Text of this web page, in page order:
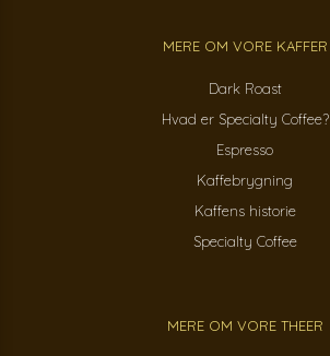
MERE OM VORE KAFFER
Dark Roast
Hvad er Specialty Coffee?
Espresso
Kaffebrygning
Kaffens historie
Specialty Coffee
MERE OM VORE THEER